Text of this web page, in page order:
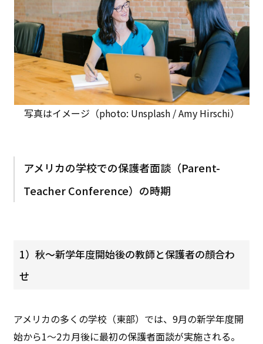
写真はイメージ（photo: Unsplash / Amy Hirschi）
アメリカの学校での保護者面談（Parent-
Teacher Conference）の時期
1）秋〜新学年度開始後の教師と保護者の顔合わ
せ
アメリカの多くの学校（東部）では、9月の新学年度開
始から1〜2カ月後に最初の保護者面談が実施される。